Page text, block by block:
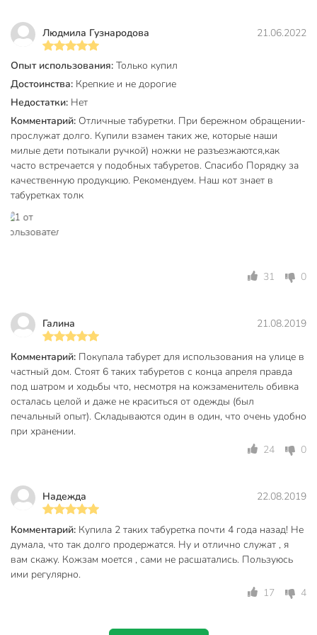
металлическому каркасу и болтовому креплению.
Металлические ножки обеспечивают устойчивость,
долговечность и не боятся влаги — идеально для кухни,
дачи или прихожей.
Какие размеры у табурета и подойдет ли он для
маленькой кухни?
Габариты: ширина и глубина — 320 мм, высота — 470 мм.
Компактный размер и светлый цвет делают табурет
отличным выбором для небольших помещений.
Вы можете приобрести «Табурет 320х320х470 мм,
на четырех металлических опорах, Nika, ТЭ2/СК» и другие
товары в нашем интернет-магазине в Серпухове по
Техническая информация
Вес, кг
1.68 кг
Максимальная нагрузка, кг
100 кг
Ширина, мм
320 мм
Высота, мм
Расстояние от пола до сиденья, мм
Страна производства
Россия
Материал каркаса
металл
винилискожа
Людмила Гузнародова 21.06.2022
Опыт использования: Только купил
Достоинства: Крепкие и не дорогие
Недостатки: Нет
Комментарий: Отличные табуретки. При бережном обращении-
прослужат долго. Купили взамен таких же, которые наши
милые дети потыкали ручкой) ножки не разъезжаются,как
часто встречается у подобных табуретов. Спасибо Порядку за
качественную продукцию. Рекомендуем. Наш кот знает в
табуретках толк
31 0
Галина 21.08.2019
Комментарий: Покупала табурет для использования на улице в
частный дом. Стоят 6 таких табуретов с конца апреля правда
под шатром и ходьбы что, несмотря на кожзаменитель обивка
осталась целой и даже не краситься от одежды (был
печальный опыт). Складываются один в один, что очень удобно
при хранении.
24
0
Надежда 22.08.2019
Комментарий: Купила 2 таких табуретка почти 4 года назад! Не
думала, что так долго продержатся. Ну и отлично служат , я
вам скажу. Кожзам моется , сами не расшатались. Пользуюсь
ими регулярно.
17
4